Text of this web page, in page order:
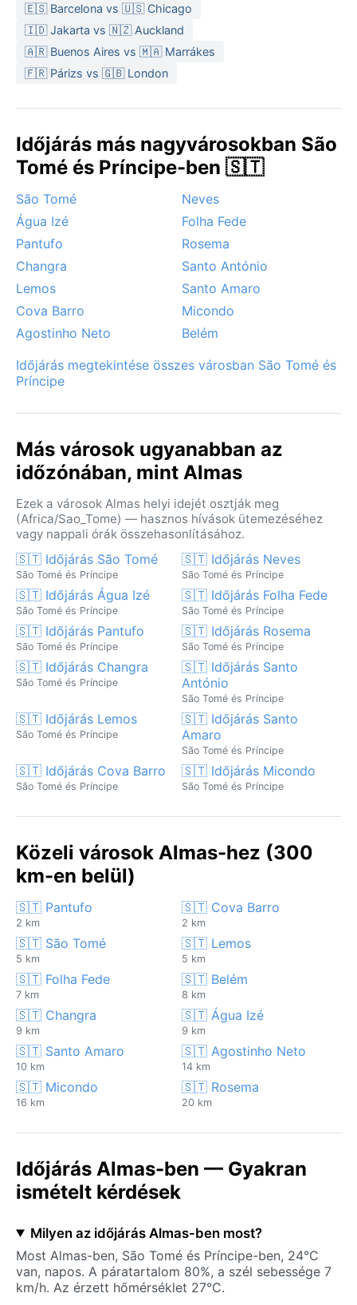
🇪🇸 Barcelona vs 🇺🇸 Chicago
🇮🇩 Jakarta vs 🇳🇿 Auckland
🇦🇷 Buenos Aires vs 🇲🇦 Marrákes
🇫🇷 Párizs vs 🇬🇧 London
Időjárás más nagyvárosokban São
Tomé és Príncipe-ben 🇸🇹
São Tomé
Neves
Água Izé
Folha Fede
Pantufo
Rosema
Changra
Santo António
Lemos
Santo Amaro
Cova Barro
Micondo
Agostinho Neto
Belém
Időjárás megtekintése összes városban São Tomé és
Príncipe
Más városok ugyanabban az
időzónában, mint Almas
Ezek a városok Almas helyi idejét osztják meg
(Africa/Sao_Tome) — hasznos hívások ütemezéséhez
vagy nappali órák összehasonlításához.
🇸🇹 Időjárás São Tomé
São Tomé és Príncipe
🇸🇹 Időjárás Neves
São Tomé és Príncipe
🇸🇹 Időjárás Água Izé
São Tomé és Príncipe
🇸🇹 Időjárás Folha Fede
São Tomé és Príncipe
🇸🇹 Időjárás Pantufo
São Tomé és Príncipe
🇸🇹 Időjárás Rosema
São Tomé és Príncipe
🇸🇹 Időjárás Changra
São Tomé és Príncipe
🇸🇹 Időjárás Santo
António
São Tomé és Príncipe
🇸🇹 Időjárás Lemos
São Tomé és Príncipe
🇸🇹 Időjárás Santo
Amaro
São Tomé és Príncipe
🇸🇹 Időjárás Cova Barro
São Tomé és Príncipe
🇸🇹 Időjárás Micondo
São Tomé és Príncipe
Közeli városok Almas-hez (300
km-en belül)
🇸🇹 Pantufo
2 km
🇸🇹 Cova Barro
2 km
🇸🇹 São Tomé
5 km
🇸🇹 Lemos
5 km
🇸🇹 Folha Fede
7 km
🇸🇹 Belém
8 km
🇸🇹 Changra
9 km
🇸🇹 Água Izé
9 km
🇸🇹 Santo Amaro
10 km
🇸🇹 Agostinho Neto
14 km
🇸🇹 Micondo
16 km
🇸🇹 Rosema
20 km
Időjárás Almas-ben — Gyakran
ismételt kérdések
Milyen az időjárás Almas-ben most?
Most Almas-ben, São Tomé és Príncipe-ben, 24°C
van, napos. A páratartalom 80%, a szél sebessége 7
km/h. Az érzett hőmérséklet 27°C.